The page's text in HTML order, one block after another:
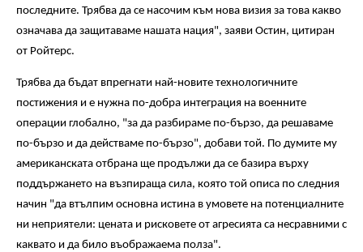
последните. Трябва да се насочим към нова визия за това какво
означава да защитаваме нашата нация", заяви Остин, цитиран
от Ройтерс.
Трябва да бъдат впрегнати най-новите технологичните
постижения и е нужна по-добра интеграция на военните
операции глобално, "за да разбираме по-бързо, да решаваме
по-бързо и да действаме по-бързо", добави той. По думите му
американската отбрана ще продължи да се базира върху
поддържането на възпираща сила, която той описа по следния
начин "да втълпим основна истина в умовете на потенциалните
ни неприятели: цената и рисковете от агресията са несравними с
каквато и да било въображаема полза".